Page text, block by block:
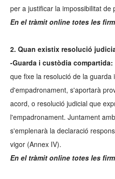
per a justificar la impossibilitat de
En el tràmit online totes les
2. Quan existix resolució
-Guarda i custòdia compartida:
que fixe la resolució de la guarda
d'empadronament, s'aportarà
acord, o resolució judicial que
l'empadronament. Juntament
s'emplenarà la declaració
vigor (Annex IV).
En el tràmit online totes les